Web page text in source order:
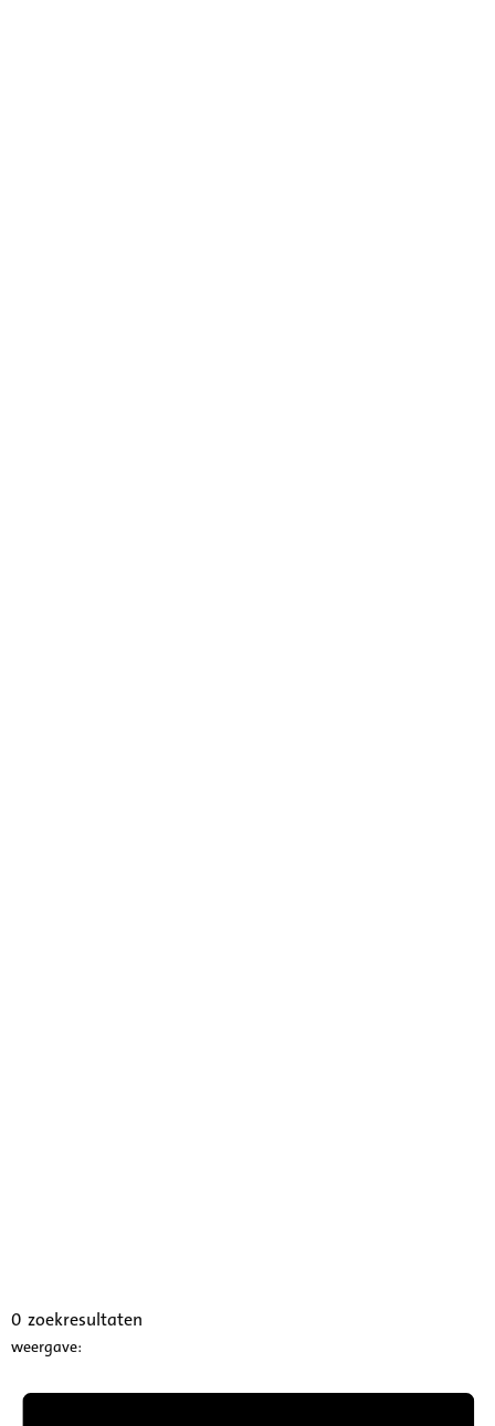
0 zoekresultaten
weergave: